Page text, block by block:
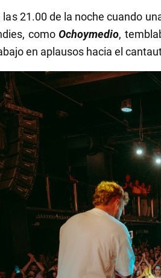
las 21.00 de la noche cuando
como Ochoymedio,
en aplausos hacia el